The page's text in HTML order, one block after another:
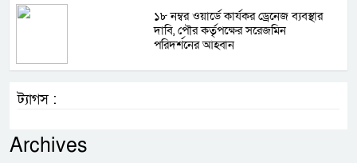
১৮ নম্বর ওয়ার্ডে কার্যকর ড্রেনেজ ব্যবস্থার
দাবি, পৌর কর্তৃপক্ষের সরেজমিন
পরিদর্শনের আহ্বান
ট্যাগস :
Archives